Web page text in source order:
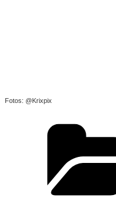
Fotos: @Krixpix